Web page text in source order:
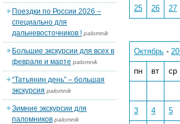
25 26 27
Октябрь -
пн вт ср
3 4 5
Поездки по России 2026 –
специально для
дальневосточников ! palomnik
Большие экскурсии для всех в
феврале и марте palomnik
“Татьянин день” – большая
экскурсия palomnik
Зимние экскурсии для
паломников palomnik